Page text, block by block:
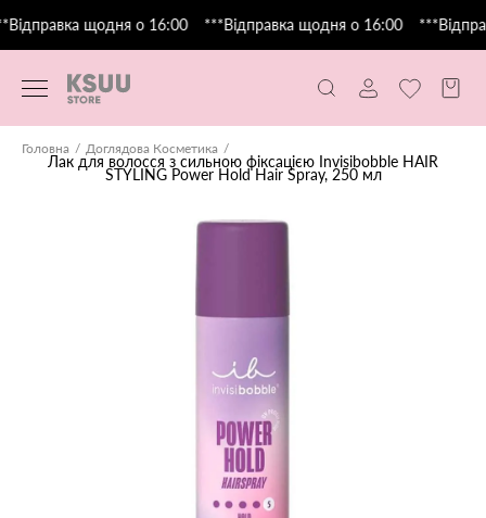
щодня о 16:00 ***Відправка щодня о 16:00
Головна Доглядова Косметика
Лак для волосся з сильною фіксацією Invisibobble HAIR
STYLING Power Hold Hair Spray, 250 мл